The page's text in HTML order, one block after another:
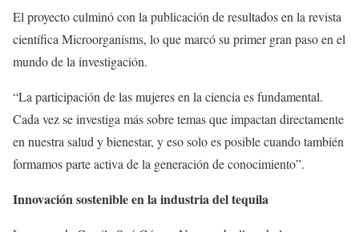
El proyecto culminó con la publicación de resultados en la revista
científica Microorganisms, lo que marcó su primer gran paso en el
mundo de la investigación.
“La participación de las mujeres en la ciencia es fundamental.
Cada vez se investiga más sobre temas que impactan directamente
en nuestra salud y bienestar, y eso solo es posible cuando también
formamos parte activa de la generación de conocimiento”.
Innovación sostenible en la industria del tequila